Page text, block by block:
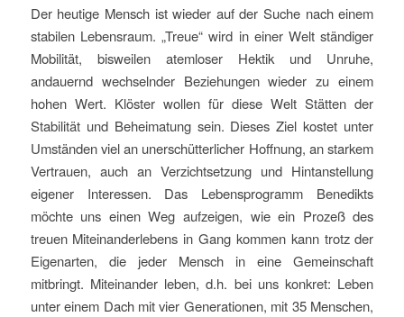
Der heutige Mensch ist wieder auf der Suche nach einem
stabilen Lebensraum. „Treue“ wird in einer Welt ständiger
Mobilität, bisweilen atemloser Hektik und Unruhe,
andauernd wechselnder Beziehungen wieder zu einem
hohen Wert. Klöster wollen für diese Welt Stätten der
Stabilität und Beheimatung sein. Dieses Ziel kostet unter
Umständen viel an unerschütterlicher Hoffnung, an starkem
Vertrauen, auch an Verzichtsetzung und Hintanstellung
eigener Interessen. Das Lebensprogramm Benedikts
möchte uns einen Weg aufzeigen, wie ein Prozeß des
treuen Miteinanderlebens in Gang kommen kann trotz der
Eigenarten, die jeder Mensch in eine Gemeinschaft
mitbringt. Miteinander leben, d.h. bei uns konkret: Leben
unter einem Dach mit vier Generationen, mit 35 Menschen,